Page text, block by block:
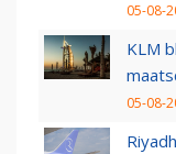
05-08-
KLM
05-08-